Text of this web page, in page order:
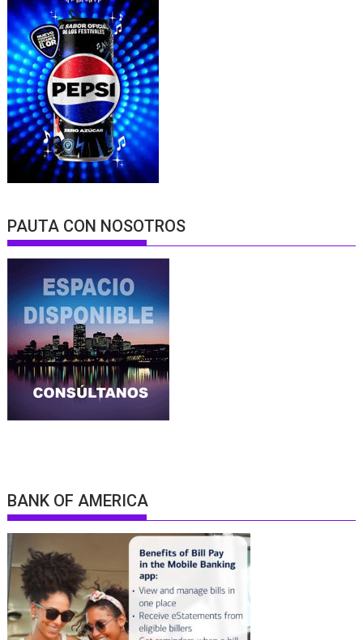
PAUTA CON NOSOTROS
BANK OF AMERICA